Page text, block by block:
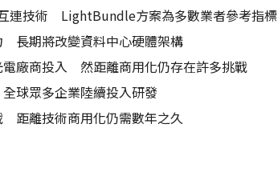
連技術 LightBundle方案為多數業者參考指標
長期將改變資料中心硬體架構
廠商投入 然距離商用化仍存在許多挑戰
球眾多企業陸續投入研發
距離技術商用化仍需數年之久